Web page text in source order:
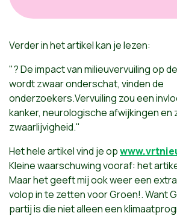
Verder in het artikel kan je lezen:
"? De impact van milieuvervuiling op
wordt zwaar onderschat, vinden de
onderzoekers.Vervuiling zou een
kanker, neurologische afwijkingen en
zwaarlijvigheid."
Het hele artikel vind je op
Kleine waarschuwing vooraf: het
Maar het geeft mij ook weer een
volop in te zetten voor Groen!. Want
partij is die niet alleen een